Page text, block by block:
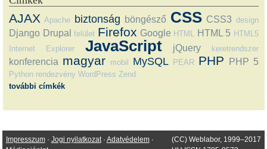
AJAX Apache biztonság böngésző CSS CSS3 design
Django Drupal felület Firefox Google HTML HTML 5 HTML5
Internet Explorer
JavaScript jQuery keretrendszer
konferencia magyar mobil MySQL PEAR PHP PHP 5
Python rendezvény WordPress Zend
további címkék
(CC) Weblabor, 1999–2017
Impresszum· Jogi nyilatkozat· Adatvédelem·